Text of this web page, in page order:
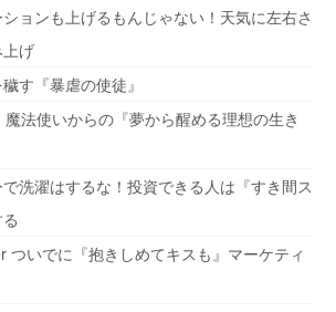
ョンも上げるもんじゃない！天気に左右さ
げ
す『暴虐の使徒』
法使いからの『夢から醒める理想の生き
洗濯はするな！投資できる人は『すき間ス
ついでに『抱きしめてキスも』マーケティ